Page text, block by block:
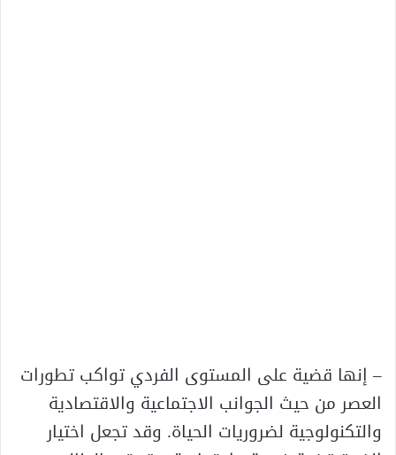
– إنها قضية على المستوى الفردي تواكب تطورات
العصر من حيث الجوانب الاجتماعية والاقتصادية
والتكنولوجية لضروريات الحياة. وقد تجعل اختيار